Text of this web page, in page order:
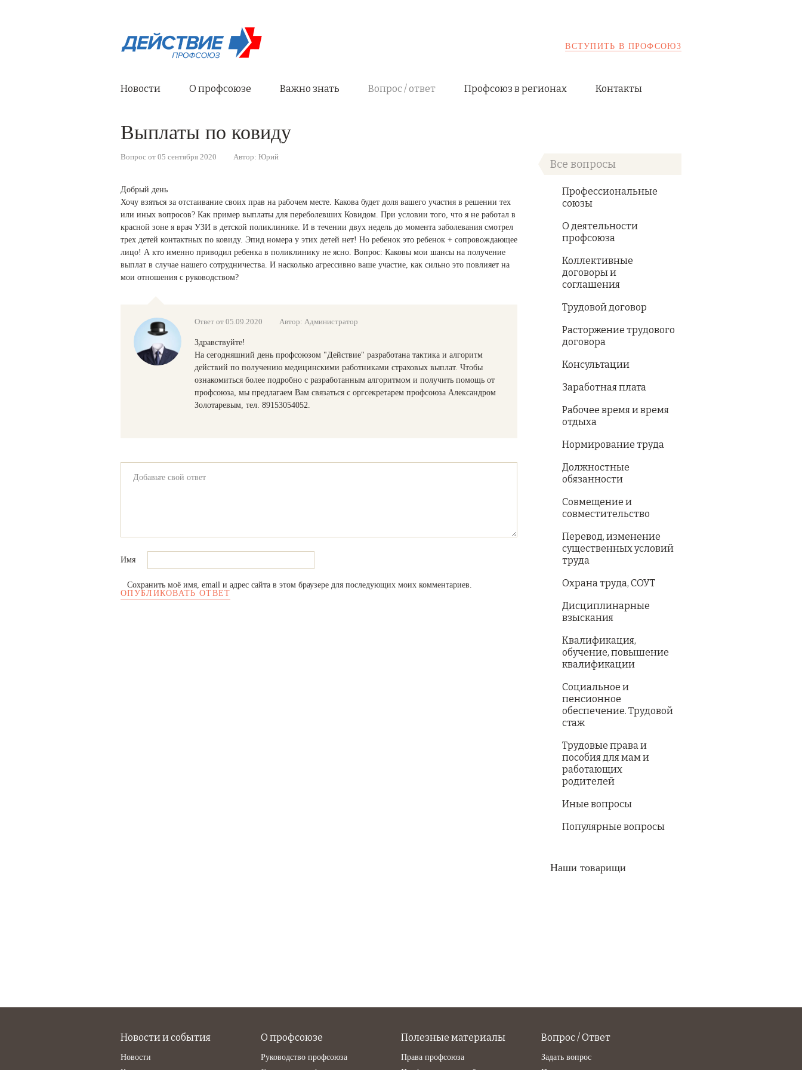
ВСТУПИТЬ В ПРОФСОЮЗ
Новости О профсоюзе Важно знать Вопрос / ответ Профсоюз в регионах Контакты
Выплаты по ковиду
Вопрос от 05 сентября 2020 Автор: Юрий
Добрый день
Хочу взяться за отстаивание своих прав на рабочем месте. Какова будет доля вашего участия в решении тех
или иных вопросов? Как пример выплаты для переболевших Ковидом. При условии того, что я не работал в
красной зоне я врач УЗИ в детской поликлинике. И в течении двух недель до момента заболевания смотрел
трех детей контактных по ковиду. Эпид номера у этих детей нет! Но ребенок это ребенок + сопровождающее
лицо! А кто именно приводил ребенка в поликлинику не ясно. Вопрос: Каковы мои шансы на получение
выплат в случае нашего сотрудничества. И насколько агрессивно ваше участие, как сильно это повлияет на
мои отношения с руководством?
Ответ от 05.09.2020 Автор: Администратор
Здравствуйте!
На сегодняшний день профсоюзом "Действие" разработана тактика и алгоритм
действий по получению медицинскими работниками страховых выплат. Чтобы
ознакомиться более подробно с разработанным алгоритмом и получить помощь от
профсоюза, мы предлагаем Вам связаться с оргсекретарем профсоюза Александром
Золотаревым, тел. 89153054052.
Имя
Сохранить моё имя, email и адрес сайта в этом браузере для последующих моих комментариев.
Все вопросы
Профессиональные
союзы
О деятельности
профсоюза
Коллективные
договоры и
соглашения
Трудовой договор
Расторжение трудового
договора
Консультации
Заработная плата
Рабочее время и время
отдыха
Нормирование труда
Должностные
обязанности
Совмещение и
совместительство
Перевод, изменение
существенных условий
труда
Охрана труда, СОУТ
Дисциплинарные
взыскания
Квалификация,
обучение, повышение
квалификации
Социальное и
пенсионное
обеспечение. Трудовой
стаж
Трудовые права и
пособия для мам и
работающих
родителей
Иные вопросы
Популярные вопросы
Наши товарищи
Новости и события
Новости
О профсоюзе
Руководство профсоюза
Полезные материалы
Права профсоюза
Вопрос / Ответ
Задать вопрос